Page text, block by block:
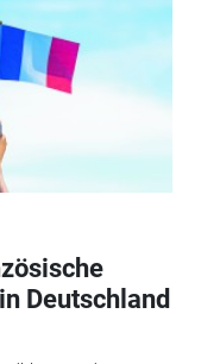
Deutschland